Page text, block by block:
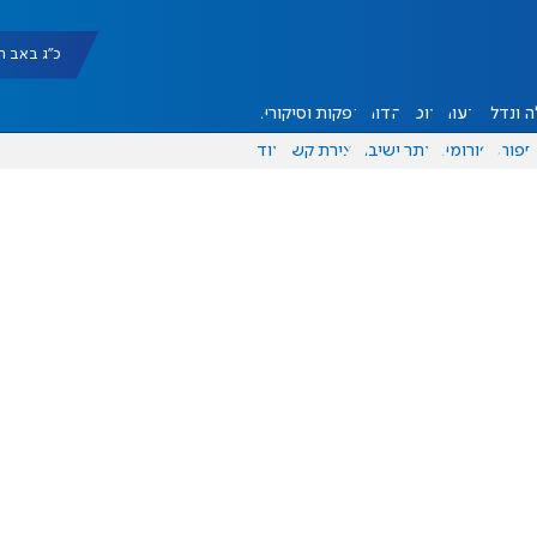
כ"ג באב תשפ"ו
ונדל"ן דעות אוכל יהדות הפקות וסיקורים
ספורט פורומים אתר ישיבה יצירת קשר עוד